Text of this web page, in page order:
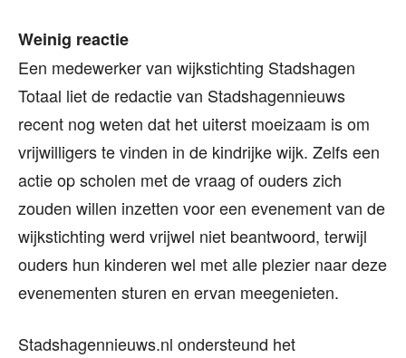
Weinig reactie
Een medewerker van wijkstichting Stadshagen
Totaal liet de redactie van Stadshagennieuws
recent nog weten dat het uiterst moeizaam is om
vrijwilligers te vinden in de kindrijke wijk. Zelfs een
actie op scholen met de vraag of ouders zich
zouden willen inzetten voor een evenement van de
wijkstichting werd vrijwel niet beantwoord, terwijl
ouders hun kinderen wel met alle plezier naar deze
evenementen sturen en ervan meegenieten.
Stadshagennieuws.nl ondersteund het